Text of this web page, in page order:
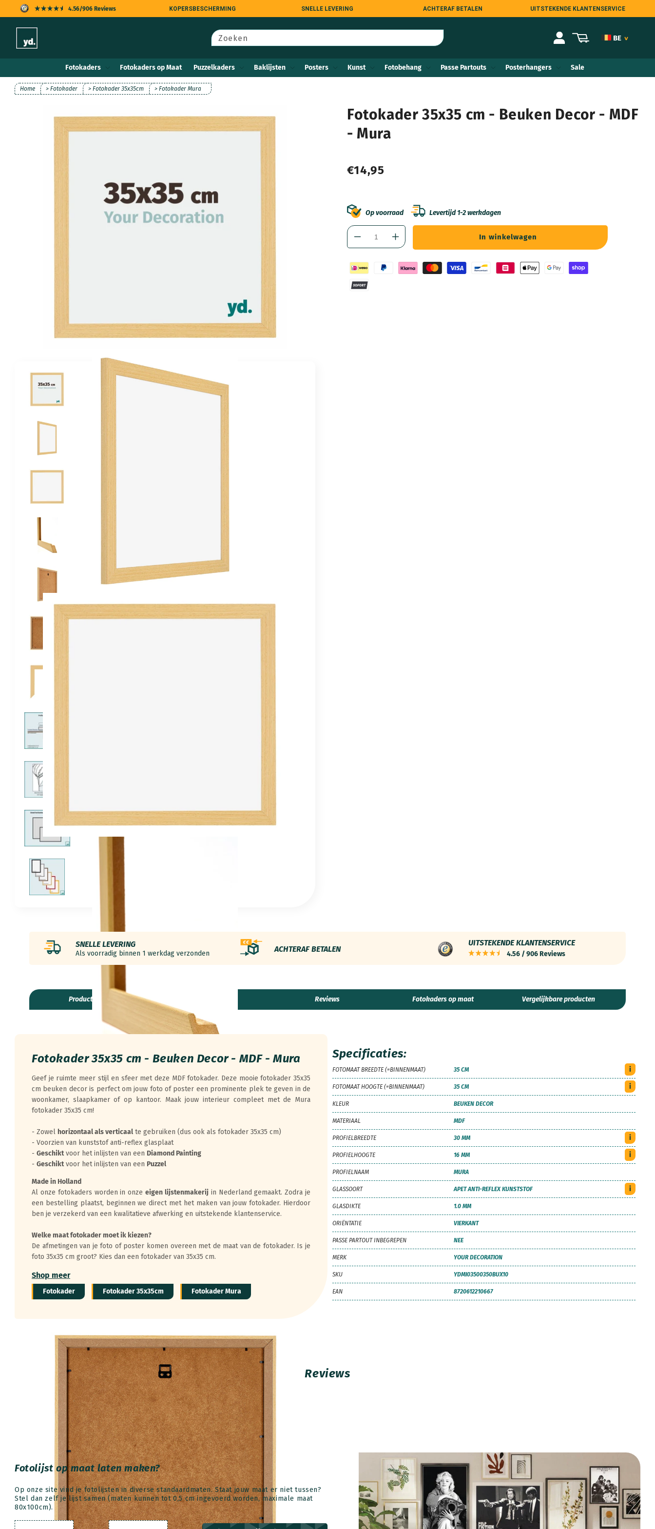
naar de
content
4.56/906 Reviews KOPERSBESCHERMING SNELLE LEVERING ACHTERAF BETALEN UITSTEKENDE KLANTENSERVICE
InloggenWinkelwagen BE >
Zoeken
Fotokaders Fotokaders op Maat Puzzelkaders Baklijsten Posters Kunst Fotobehang Passe Partouts Posterhangers Sale
Home > Fotokader > Fotokader 35x35cm > Fotokader Mura
Fotokader 35x35 cm - Beuken Decor - MDF
- Mura
Normale
€14,95
Op voorraad Levertijd 1-2 werkdagen
Aantal
verlagen
voor
Fotokader
35x35
cm
Aantal
verhogen
voor
Fotokader
In winkelwagen
SNELLE LEVERING
Als voorradig binnen 1 werkdag verzonden ACHTERAF BETALEN
UITSTEKENDE KLANTENSERVICE
4.56 / 906 Reviews
ProductInformatie Reviews Fotokaders op maat Vergelijkbare producten
Fotokader 35x35 cm - Beuken Decor - MDF - Mura
Geef je ruimte meer stijl en sfeer met deze MDF fotokader. Deze mooie fotokader 35x35
cm beuken decor is perfect om jouw foto of poster een prominente plek te geven in de
woonkamer, slaapkamer of op kantoor. Maak jouw interieur compleet met de Mura
fotokader 35x35 cm!
- Zowel horizontaal als verticaal te gebruiken (dus ook als fotokader 35x35 cm)
- Voorzien van kunststof anti-reflex glasplaat
- Geschiktvoor het inlijsten van een Diamond Painting
- Geschiktvoor het inlijsten van een Puzzel
Made in Holland
Al onze fotokaders worden in onze eigen lijstenmakerijin Nederland gemaakt. Zodra je
een bestelling plaatst, beginnen we direct met het maken van jouw fotokader. Hierdoor
ben je verzekerd van een kwalitatieve afwerking en uitstekende klantenservice.
Welke maat fotokader moet ik kiezen?
De afmetingen van je foto of poster komen overeen met de maat van de fotokader. Is je
foto 35x35 cm groot? Kies dan een fotokader van 35x35 cm.
Shop meer
Fotokader Fotokader 35x35cm Fotokader Mura
Specificaties:
FOTOMAAT BREEDTE (=BINNENMAAT) 35 CM i
FOTOMAAT HOOGTE (=BINNENMAAT) 35 CM i
KLEUR BEUKEN DECOR
MATERIAAL MDF
PROFIELBREEDTE 30 MM i
PROFIELHOOGTE 16 MM i
PROFIELNAAM MURA
GLASSOORT APET ANTI-REFLEX KUNSTSTOF i
GLASDIKTE 1.0 MM
ORIËNTATIE VIERKANT
PASSE PARTOUT INBEGREPEN NEE
MERK YOUR DECORATION
SKU YDMI03500350BUX10
EAN 8720612210667
Reviews
Fotolijst op maat laten maken?
Op onze site vind je fotolijsten in diverse standaardmaten. Staat jouw maat er niet tussen?
Stel dan zelf je lijst samen (maten kunnen tot 0,5 cm ingevoerd worden, maximale maat
80x100cm).
Breedte (cm) Hoogte (cm)